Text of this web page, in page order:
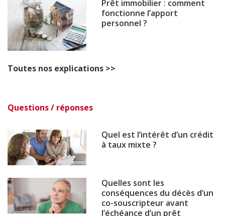
Prêt immobilier : comment
fonctionne l’apport
personnel ?
Toutes nos explications >>
Questions / réponses
Quel est l’intérêt d’un crédit
à taux mixte ?
Quelles sont les
conséquences du décès d’un
co-souscripteur avant
l’échéance d’un prêt